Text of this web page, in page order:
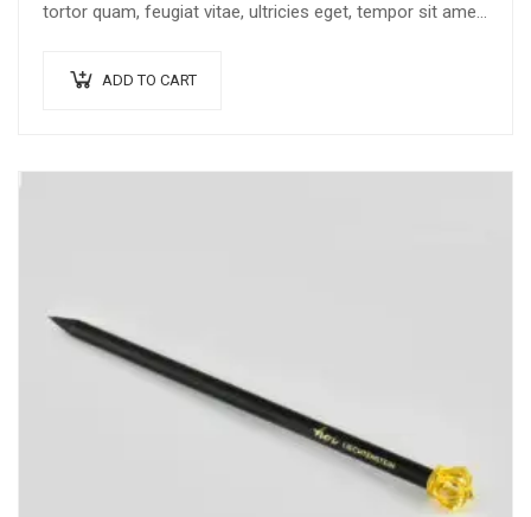
tortor quam, feugiat vitae, ultricies eget, tempor sit amet,
ADD TO CART